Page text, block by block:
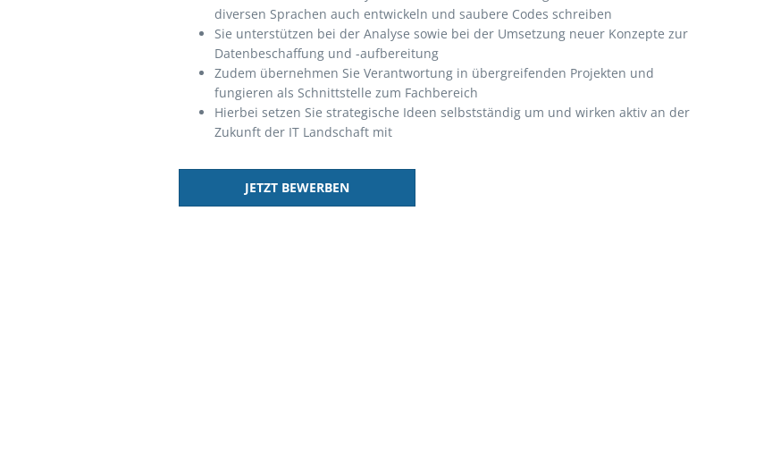
diversen Sprachen auch entwickeln und saubere Codes schreiben
Sie unterstützen bei der Analyse sowie bei der Umsetzung neuer Konzepte zur
Datenbeschaffung und -aufbereitung
Zudem übernehmen Sie Verantwortung in übergreifenden Projekten und
fungieren als Schnittstelle zum Fachbereich
Hierbei setzen Sie strategische Ideen selbstständig um und wirken aktiv an der
Zukunft der IT Landschaft mit
JETZT BEWERBEN